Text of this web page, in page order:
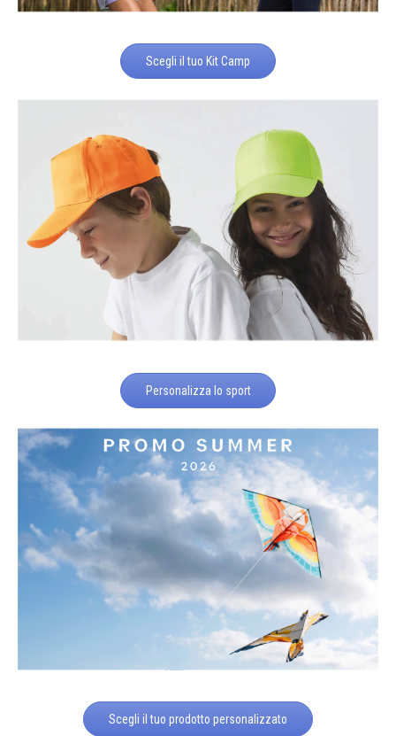
Scegli il tuo Kit Camp
Personalizza lo sport
Scegli il tuo prodotto personalizzato